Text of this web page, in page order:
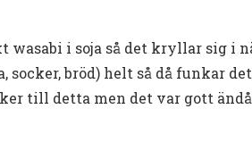
wasabi i soja så det kryllar sig i
bröd) helt så då funkar
till detta men det var gott